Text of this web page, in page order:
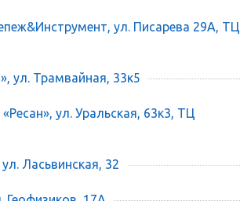
ул. Писарева 29А, ТЦ
ул. Трамвайная, 33к5
ул. Уральская, 63к3, ТЦ
Ласьвинская, 32